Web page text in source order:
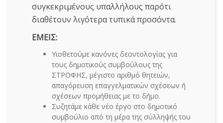
συγκεκριμένους υπαλλήλους παρότι
διαθέτουν λιγότερα τυπικά προσόντα.
ΕΜΕΙΣ:
Υιοθετούμε κανόνες δεοντολογίας για
τους δημοτικούς συμβούλους της
ΣΤΡΟΦΗΣ, μέγιστο αριθμό θητειών,
απαγόρευση επαγγελματικών σχέσεων ή
σχέσεων προμήθειας με το δήμο.
Συζητάμε κάθε νέο έργο στο δημοτικό
συμβούλιο από τη μέρα της σύλληψής του